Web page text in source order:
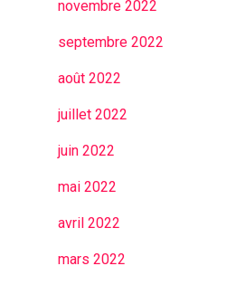
novembre 2022
septembre 2022
août 2022
juillet 2022
juin 2022
mai 2022
avril 2022
mars 2022